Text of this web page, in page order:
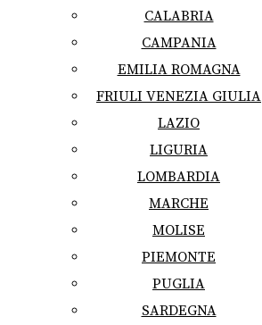
CALABRIA
CAMPANIA
EMILIA ROMAGNA
FRIULI VENEZIA GIULIA
LAZIO
LIGURIA
LOMBARDIA
MARCHE
MOLISE
PIEMONTE
PUGLIA
SARDEGNA